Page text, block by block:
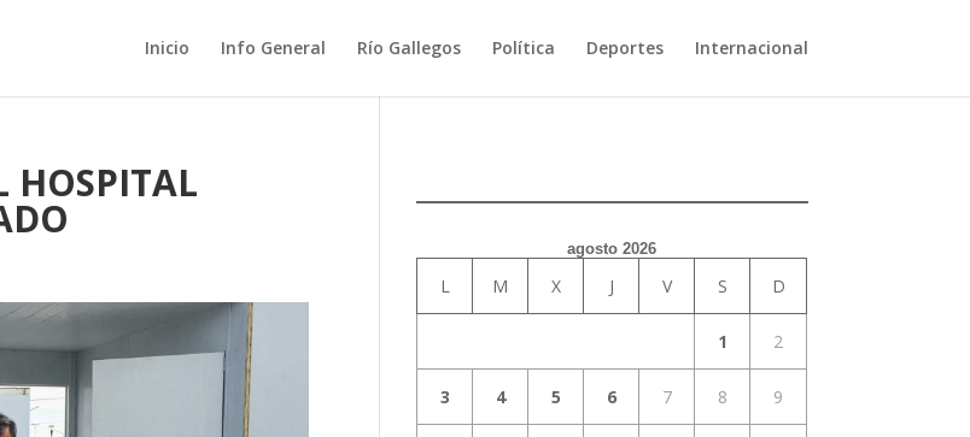
Inicio Info General Río Gallegos Política Deportes Internacional
HOSPITAL
agosto 2026
L M X J V S D
1 2
3 4 5 6 7 8 9